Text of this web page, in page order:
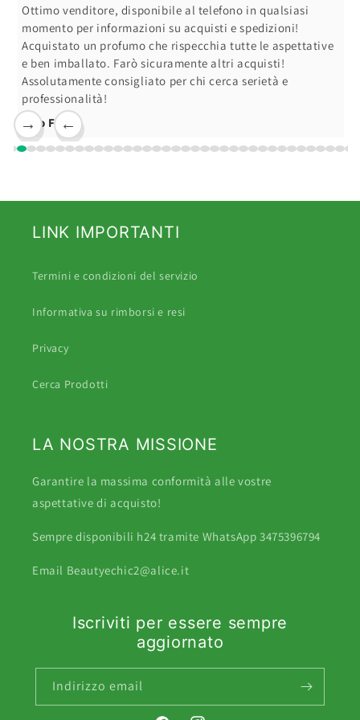
←
→
Ottimo venditore, disponibile al telefono in qualsiasi
momento per informazioni su acquisti e spedizioni!
Acquistato un profumo che rispecchia tutte le aspettative
e ben imballato. Farò sicuramente altri acquisti!
Assolutamente consigliato per chi cerca serietà e
professionalità!
Ciro F.
LINK IMPORTANTI
Termini e condizioni del servizio
Informativa su rimborsi e resi
Privacy
Cerca Prodotti
LA NOSTRA MISSIONE
Garantire la massima conformità alle vostre
aspettative di acquisto!
Sempre disponibili h24 tramite WhatsApp 3475396794
Email Beautyechic2@alice.it
Iscriviti per essere sempre
aggiornato
Indirizzo email